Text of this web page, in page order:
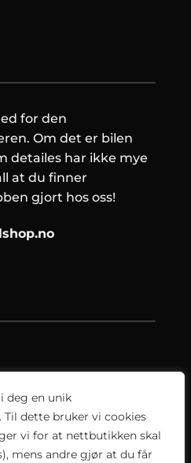
deg en unik
Til dette bruker vi cookies
vi for at nettbutikken skal
mens andre gjør at du får
for den
Om det er bilen
detailes har ikke mye
at du finner
gjort hos oss!